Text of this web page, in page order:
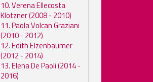
10. Verena Ellecosta
Klotzner (2008 - 2010)
11. Paola Volcan Graziani
(2010 - 2012)
12. Edith Elzenbaumer
(2012 - 2014)
13. Elena De Paoli (2014 -
2016)